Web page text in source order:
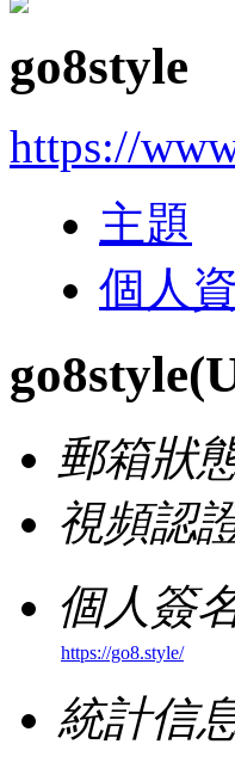
go8style
https://
主題
個人
go8style
郵箱狀
視頻認
個人簽
https://go8.style/
統計信